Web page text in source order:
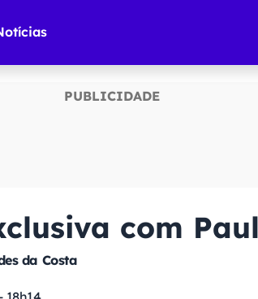
com
da Costa